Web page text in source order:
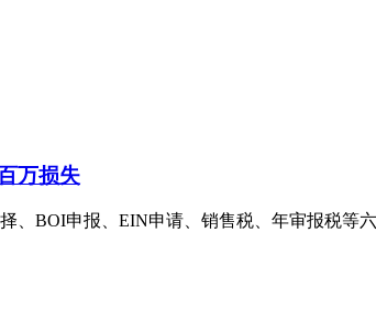
万损失
BOI申报、EIN申请、销售税、年审报税等